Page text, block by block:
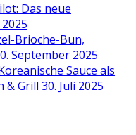
Das neue
Brioche-Bun,
September 2025
Sauce als
& Grill 30. Juli 2025